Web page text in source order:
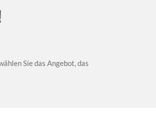
Sie das Angebot, das